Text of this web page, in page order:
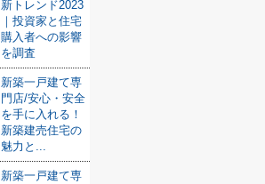
新トレンド2023
｜投資家と住宅
購入者への影響
を調査
新築一戸建て専
門店/安心・安全
を手に入れる！
新築建売住宅の
魅力と...
新築一戸建て専